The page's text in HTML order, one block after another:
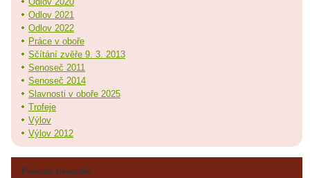
Odlov 2021
Odlov 2022
Práce v oboře
Sčítání zvěře 9. 3. 2013
Senoseč 2011
Senoseč 2014
Slavnosti v oboře 2025
Trofeje
Výlov
Výlov 2012
Poslední fotografie